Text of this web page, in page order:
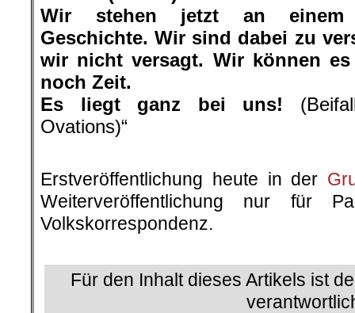
Wir stehen jetzt an einem
Geschichte. Wir sind dabei zu
wir nicht versagt. Wir können
noch Zeit.
Es liegt ganz bei uns!
Ovations)“
Erstveröffentlichung heute in der
Weiterveröffentlichung nur für
Volkskorrespondenz.
Für den Inhalt dieses Artikels ist